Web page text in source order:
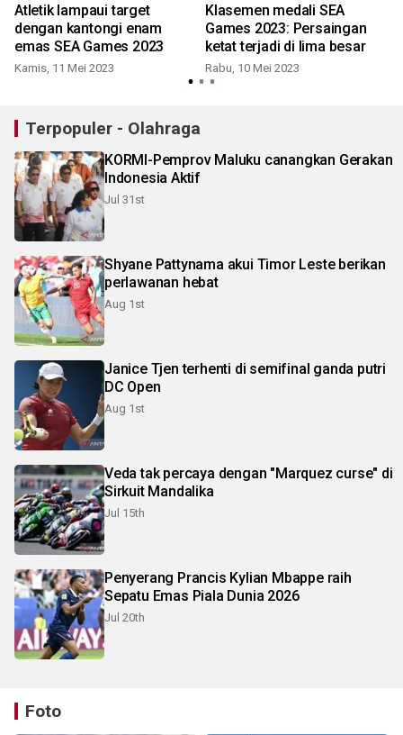
Atletik lampaui target
dengan kantongi enam
emas SEA Games 2023
Kamis, 11 Mei 2023
Klasemen medali SEA
Games 2023: Persaingan
ketat terjadi di lima besar
Rabu, 10 Mei 2023
Terpopuler - Olahraga
KORMI-Pemprov Maluku canangkan Gerakan
Indonesia Aktif
Jul 31st
Shyane Pattynama akui Timor Leste berikan
perlawanan hebat
Aug 1st
Janice Tjen terhenti di semifinal ganda putri
DC Open
Aug 1st
Veda tak percaya dengan "Marquez curse" di
Sirkuit Mandalika
Jul 15th
Penyerang Prancis Kylian Mbappe raih
Sepatu Emas Piala Dunia 2026
Jul 20th
Foto